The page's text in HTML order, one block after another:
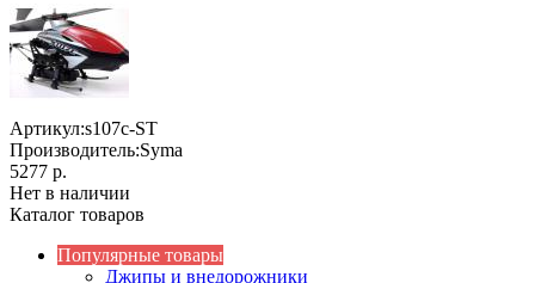
Артикул:s107c-ST
Производитель:Syma
5277 р.
Нет в наличии
Каталог товаров
Популярные товары
Джипы и внедорожники